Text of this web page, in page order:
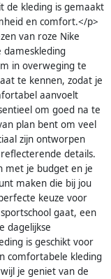
de kleding is gemaakt
en comfort.</p>
van roze Nike
dameskleding
in overweging te
te kennen, zodat je
aanvoelt
om goed na te
plan bent om veel
zijn ontworpen
details.
met je budget en je
maken die bij jou
keuze voor
gaat, een
dagelijkse
is geschikt voor
comfortabele kleding
je geniet van de